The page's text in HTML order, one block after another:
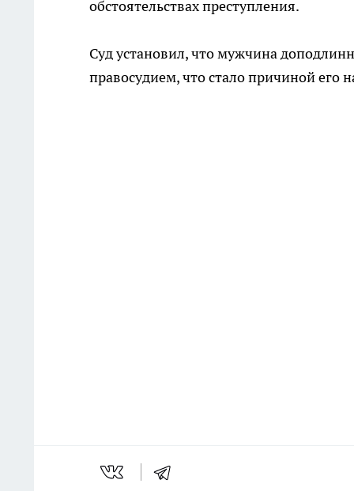
обстоятельствах преступления.
Суд установил, что мужчина
правосудием, что стало причиной его